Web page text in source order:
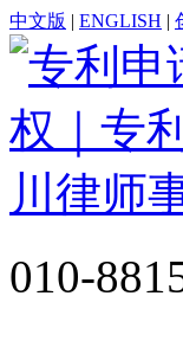
中文版 | ENGLISH |
010-